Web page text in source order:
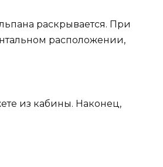
раскрывается. При
расположении,
из кабины. Наконец,